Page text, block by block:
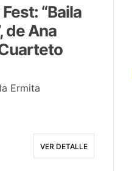
“Baila
de Ana
Ermita
VER DETALLE